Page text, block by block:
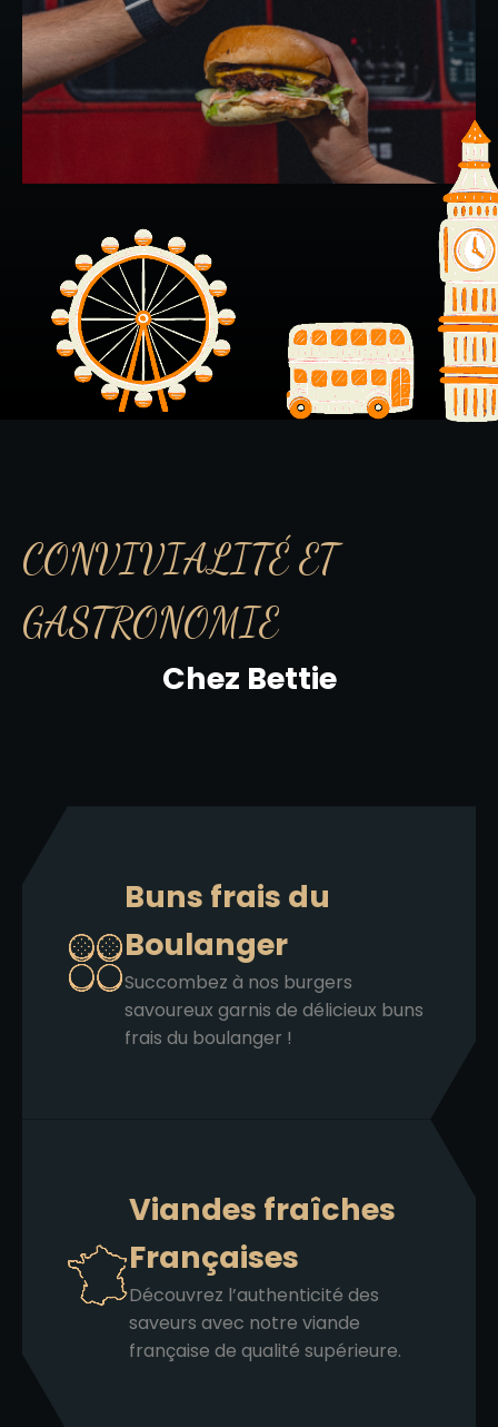
CONVIVIALITÉ ET
GASTRONOMIE
Chez Bettie
Buns frais du
Boulanger
Succombez à nos burgers
savoureux garnis de délicieux buns
frais du boulanger !
Viandes fraîches
Françaises
Découvrez l’authenticité des
saveurs avec notre viande
française de qualité supérieure.